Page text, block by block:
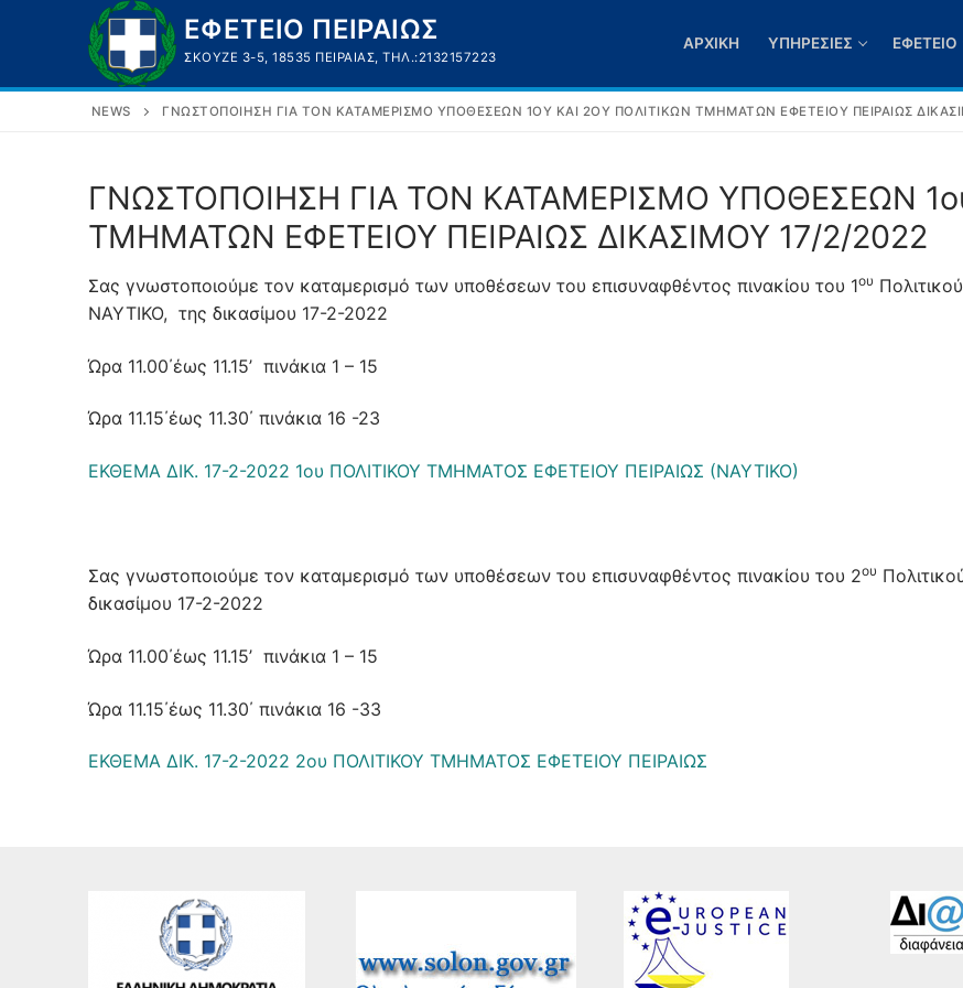
περιεχόμενο
ΕΦΕΤΕΙΟ ΠΕΙΡΑΙΩΣ
ΣΚΟΥΖΈ 3-5, 18535 ΠΕΙΡΑΙΆΣ, ΤΗΛ.:2132157223
ΑΡΧΙΚΉ ΥΠΗΡΕΣΊΕΣ ΕΦΕΤΕΊΟ
NEWS ΓΝΩΣΤΟΠΟΙΗΣΗ ΓΙΑ ΤΟΝ ΚΑΤΑΜΕΡΙΣΜΟ ΥΠΟΘΕΣΕΩΝ 1ΟΥ ΚΑΙ 2ΟΥ ΠΟΛΙΤΙΚΩΝ ΤΜΗΜΑΤΩΝ ΕΦΕΤΕΙΟΥ ΠΕΙΡΑΙΩΣ
ΓΝΩΣΤΟΠΟΙΗΣΗ ΓΙΑ ΤΟΝ ΚΑΤΑΜΕΡΙΣΜΟ ΥΠΟΘΕΣΕΩΝ
ΤΜΗΜΑΤΩΝ ΕΦΕΤΕΙΟΥ ΠΕΙΡΑΙΩΣ ΔΙΚΑΣΙΜΟΥ 17/2/2022
Σας γνωστοποιούμε τον καταμερισμό των υποθέσεων του επισυναφθέντος πινακίου του 1ου
ΝΑΥΤΙΚΟ, της δικασίμου 17-2-2022
Ώρα 11.00΄έως 11.15’ πινάκια 1 – 15
Ώρα 11.15΄έως 11.30΄ πινάκια 16 -23
ΕΚΘΕΜΑ ΔΙΚ. 17-2-2022 1ου ΠΟΛΙΤΙΚΟΥ ΤΜΗΜΑΤΟΣ ΕΦΕΤΕΙΟΥ ΠΕΙΡΑΙΩΣ (ΝΑΥΤΙΚΟ)
Σας γνωστοποιούμε τον καταμερισμό των υποθέσεων του επισυναφθέντος πινακίου του 2ου
δικασίμου 17-2-2022
Ώρα 11.00΄έως 11.15’ πινάκια 1 – 15
Ώρα 11.15΄έως 11.30΄ πινάκια 16 -33
ΕΚΘΕΜΑ ΔΙΚ. 17-2-2022 2ου ΠΟΛΙΤΙΚΟΥ ΤΜΗΜΑΤΟΣ ΕΦΕΤΕΙΟΥ ΠΕΙΡΑΙΩΣ